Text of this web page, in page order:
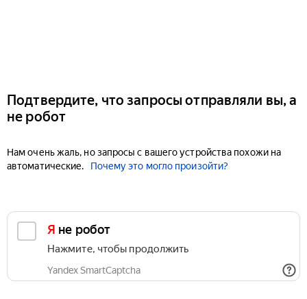
Подтвердите, что запросы отправляли вы, а
не робот
Нам очень жаль, но запросы с вашего устройства похожи на
автоматические.
Почему это могло произойти?
Я не робот
Нажмите, чтобы продолжить
Yandex SmartCaptcha